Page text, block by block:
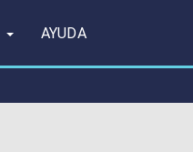
AYUDA